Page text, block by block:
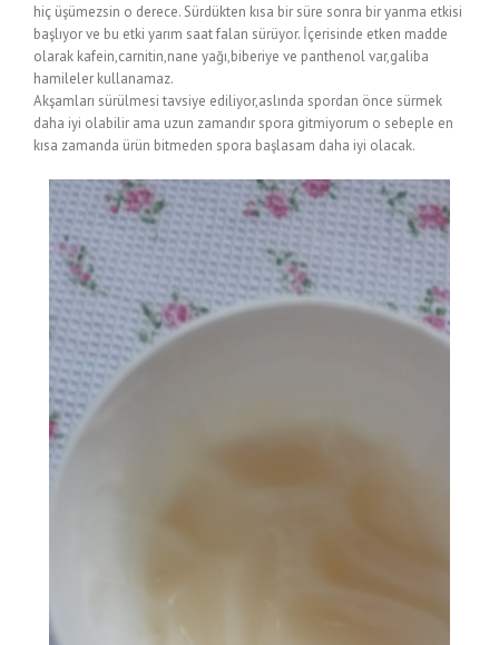
hiç üşümezsin o derece. Sürdükten kısa bir süre sonra bir yanma etkisi
başlıyor ve bu etki yarım saat falan sürüyor. İçerisinde etken madde
olarak kafein,carnitin,nane yağı,biberiye ve panthenol var,galiba
hamileler kullanamaz.
Akşamları sürülmesi tavsiye ediliyor,aslında spordan önce sürmek
daha iyi olabilir ama uzun zamandır spora gitmiyorum o sebeple en
kısa zamanda ürün bitmeden spora başlasam daha iyi olacak.